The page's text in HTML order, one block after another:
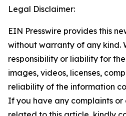
Legal Disclaimer:
EIN Presswire provides this
without warranty of any kind.
responsibility or liability for
images, videos, licenses,
reliability of the information
If you have any complaints or